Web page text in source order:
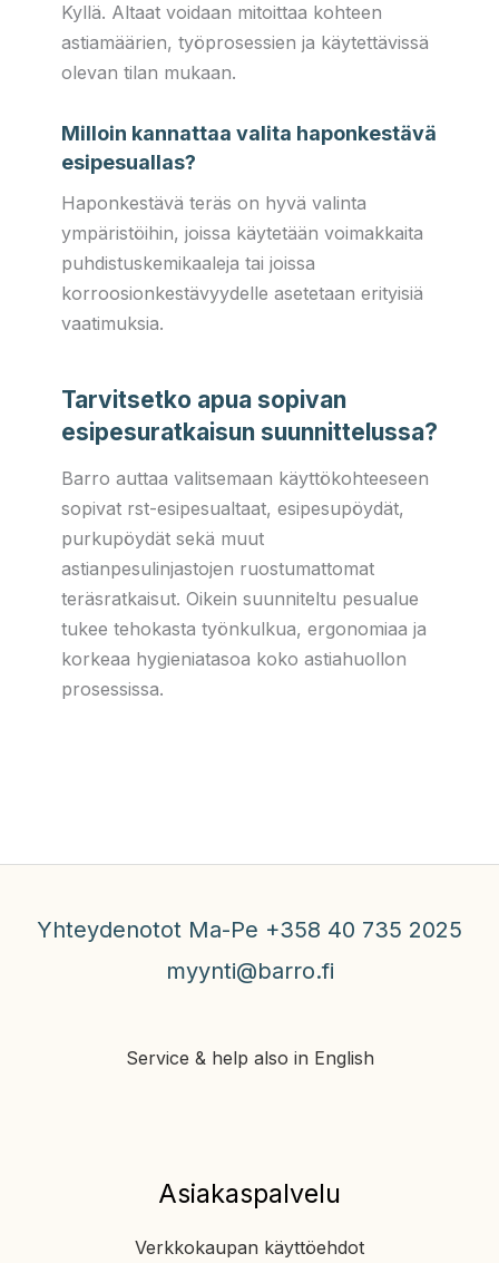
Kyllä. Altaat voidaan mitoittaa kohteen
astiamäärien, työprosessien ja käytettävissä
olevan tilan mukaan.
Milloin kannattaa valita haponkestävä
esipesuallas?
Haponkestävä teräs on hyvä valinta
ympäristöihin, joissa käytetään voimakkaita
puhdistuskemikaaleja tai joissa
korroosionkestävyydelle asetetaan erityisiä
vaatimuksia.
Tarvitsetko apua sopivan
esipesuratkaisun suunnittelussa?
Barro auttaa valitsemaan käyttökohteeseen
sopivat rst-esipesualtaat, esipesupöydät,
purkupöydät sekä muut
astianpesulinjastojen ruostumattomat
teräsratkaisut. Oikein suunniteltu pesualue
tukee tehokasta työnkulkua, ergonomiaa ja
korkeaa hygieniatasoa koko astiahuollon
prosessissa.
Yhteydenotot Ma-Pe +358 40 735 2025
myynti@barro.fi
Service & help also in English
Asiakaspalvelu
Verkkokaupan käyttöehdot